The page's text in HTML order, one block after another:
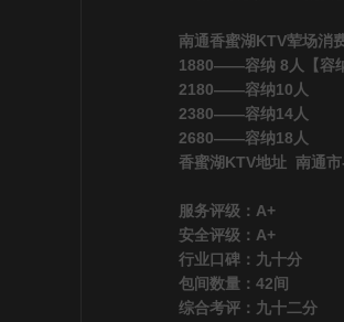
南通香蜜湖KTV荤场消
1880——容纳 8人【容
2180——容纳10人
2380——容纳14人
2680——容纳18人
香蜜湖KTV地址 南通
服务评级：A+
安全评级：A+
行业口碑：九十分
包间数量：42间
综合考评：九十二分